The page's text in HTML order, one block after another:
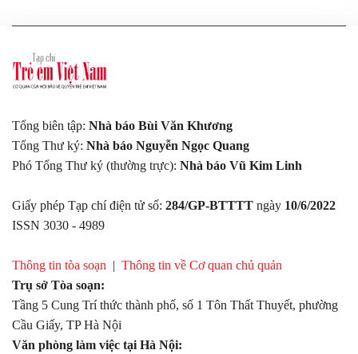
Tổng biên tập: Nhà báo Bùi Văn Khương
Tổng Thư ký: Nhà báo Nguyễn Ngọc Quang
Phó Tổng Thư ký (thường trực): Nhà báo Vũ Kim Linh
Giấy phép Tạp chí điện tử số: 284/GP-BTTTT ngày 10/6/2022
ISSN 3030 - 4989
Thông tin tòa soạn | Thông tin về Cơ quan chủ quản
Trụ sở Tòa soạn:
Tầng 5 Cung Trí thức thành phố, số 1 Tôn Thất Thuyết, phường
Cầu Giấy, TP Hà Nội
Văn phòng làm việc tại Hà Nội: